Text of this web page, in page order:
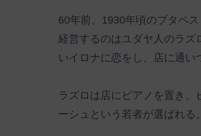
60年前、1930年頃のブタペ
経営するのはユダヤ人のラズ
いイロナに恋をし、店に通い
ラズロは店にピアノを置き
ーシュという若者が選ばれる